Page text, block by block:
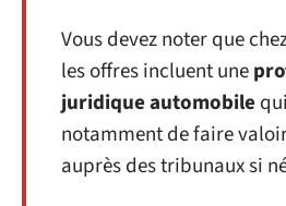
Vous devez noter que
les offres incluent une
juridique automobile
notamment de faire
auprès des tribunaux si